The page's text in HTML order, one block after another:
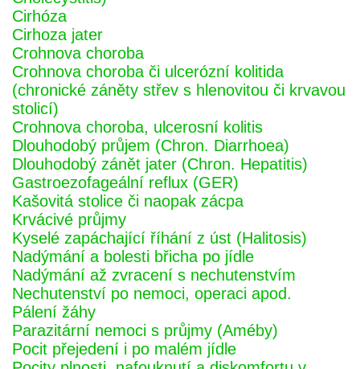
Cirhóza
Cirhoza jater
Crohnova choroba
Crohnova choroba či ulcerózní kolitida
(chronické záněty střev s hlenovitou či krvavou
stolicí)
Crohnova choroba, ulcerosní kolitis
Dlouhodobý průjem (Chron. Diarrhoea)
Dlouhodobý zánět jater (Chron. Hepatitis)
Gastroezofageální reflux (GER)
Kašovitá stolice či naopak zácpa
Krvácivé průjmy
Kyselé zapáchající říhání z úst (Halitosis)
Nadýmání a bolesti břicha po jídle
Nadýmání až zvracení s nechutenstvím
Nechutenství po nemoci, operaci apod.
Pálení žáhy
Parazitární nemoci s průjmy (Améby)
Pocit přejedení i po malém jídle